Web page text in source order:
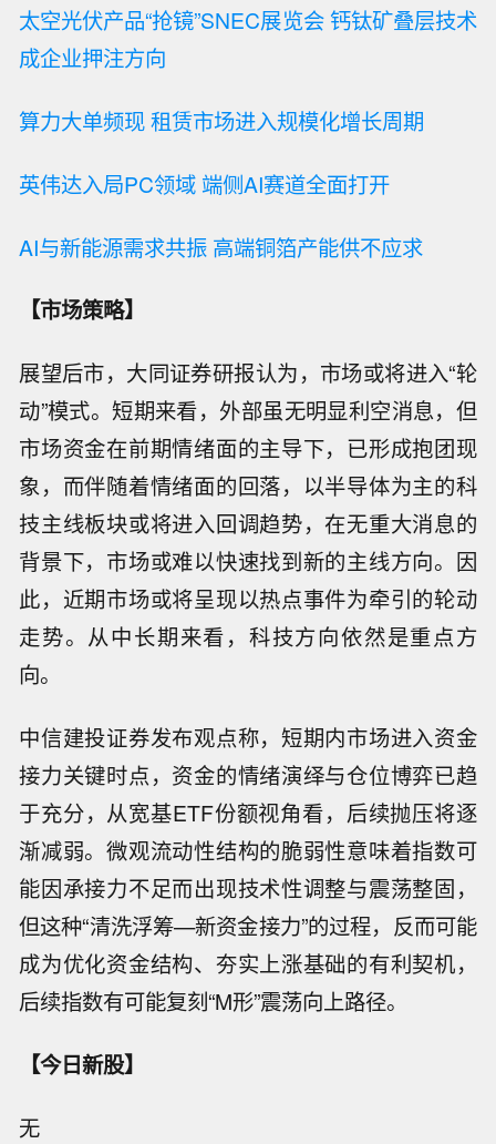
太空光伏产品“抢镜”SNEC展览会 钙钛矿叠层技术
成企业押注方向
算力大单频现 租赁市场进入规模化增长周期
英伟达入局PC领域 端侧AI赛道全面打开
AI与新能源需求共振 高端铜箔产能供不应求
【市场策略】
展望后市，大同证券研报认为，市场或将进入“轮
动”模式。短期来看，外部虽无明显利空消息，但
市场资金在前期情绪面的主导下，已形成抱团现
象，而伴随着情绪面的回落，以半导体为主的科
技主线板块或将进入回调趋势，在无重大消息的
背景下，市场或难以快速找到新的主线方向。因
此，近期市场或将呈现以热点事件为牵引的轮动
走势。从中长期来看，科技方向依然是重点方
向。
中信建投证券发布观点称，短期内市场进入资金
接力关键时点，资金的情绪演绎与仓位博弈已趋
于充分，从宽基ETF份额视角看，后续抛压将逐
渐减弱。微观流动性结构的脆弱性意味着指数可
能因承接力不足而出现技术性调整与震荡整固，
但这种“清洗浮筹—新资金接力”的过程，反而可能
成为优化资金结构、夯实上涨基础的有利契机，
后续指数有可能复刻“M形”震荡向上路径。
【今日新股】
无